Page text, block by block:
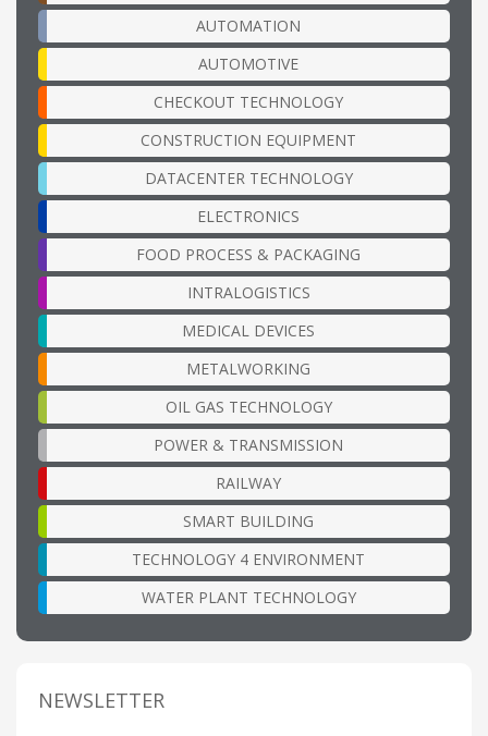
AUTOMATION
AUTOMOTIVE
CHECKOUT TECHNOLOGY
CONSTRUCTION EQUIPMENT
DATACENTER TECHNOLOGY
ELECTRONICS
FOOD PROCESS & PACKAGING
INTRALOGISTICS
MEDICAL DEVICES
METALWORKING
OIL GAS TECHNOLOGY
POWER & TRANSMISSION
RAILWAY
SMART BUILDING
TECHNOLOGY 4 ENVIRONMENT
WATER PLANT TECHNOLOGY
NEWSLETTER